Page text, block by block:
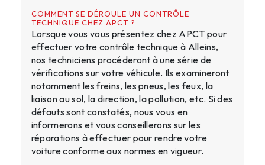
COMMENT SE DÉROULE UN CONTRÔLE
TECHNIQUE CHEZ APCT ?
Lorsque vous vous présentez chez APCT pour
effectuer votre contrôle technique à Alleins,
nos techniciens procéderont à une série de
vérifications sur votre véhicule. Ils examineront
notamment les freins, les pneus, les feux, la
liaison au sol, la direction, la pollution, etc. Si des
défauts sont constatés, nous vous en
informerons et vous conseillerons sur les
réparations à effectuer pour rendre votre
voiture conforme aux normes en vigueur.